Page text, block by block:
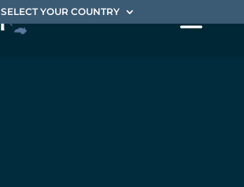
SELECT YOUR COUNTRY